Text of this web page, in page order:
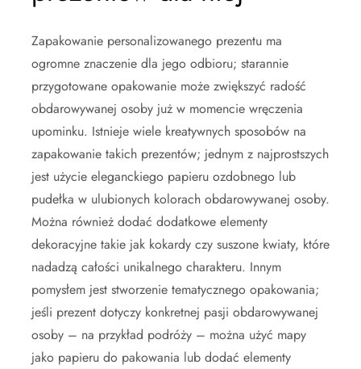
Zapakowanie personalizowanego prezentu ma
ogromne znaczenie dla jego odbioru; starannie
przygotowane opakowanie może zwiększyć radość
obdarowywanej osoby już w momencie wręczenia
upominku. Istnieje wiele kreatywnych sposobów na
zapakowanie takich prezentów; jednym z najprostszych
jest użycie eleganckiego papieru ozdobnego lub
pudełka w ulubionych kolorach obdarowywanej osoby.
Można również dodać dodatkowe elementy
dekoracyjne takie jak kokardy czy suszone kwiaty, które
nadadzą całości unikalnego charakteru. Innym
pomysłem jest stworzenie tematycznego opakowania;
jeśli prezent dotyczy konkretnej pasji obdarowywanej
osoby – na przykład podróży – można użyć mapy
jako papieru do pakowania lub dodać elementy